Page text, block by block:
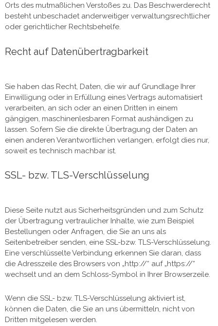
Orts des mutmaßlichen Verstoßes zu. Das Beschwerderecht
besteht unbeschadet anderweitiger verwaltungsrechtlicher
oder gerichtlicher Rechtsbehelfe.
Recht auf Datenübertragbarkeit
Sie haben das Recht, Daten, die wir auf Grundlage Ihrer
Einwilligung oder in Erfüllung eines Vertrags automatisiert
verarbeiten, an sich oder an einen Dritten in einem
gängigen, maschinenlesbaren Format aushändigen zu
lassen. Sofern Sie die direkte Übertragung der Daten an
einen anderen Verantwortlichen verlangen, erfolgt dies nur,
soweit es technisch machbar ist.
SSL- bzw. TLS-Verschlüsselung
Diese Seite nutzt aus Sicherheitsgründen und zum Schutz
der Übertragung vertraulicher Inhalte, wie zum Beispiel
Bestellungen oder Anfragen, die Sie an uns als
Seitenbetreiber senden, eine SSL-bzw. TLS-Verschlüsselung.
Eine verschlüsselte Verbindung erkennen Sie daran, dass
die Adresszeile des Browsers von „http://“ auf „https://“
wechselt und an dem Schloss-Symbol in Ihrer Browserzeile.
Wenn die SSL- bzw. TLS-Verschlüsselung aktiviert ist,
können die Daten, die Sie an uns übermitteln, nicht von
Dritten mitgelesen werden.